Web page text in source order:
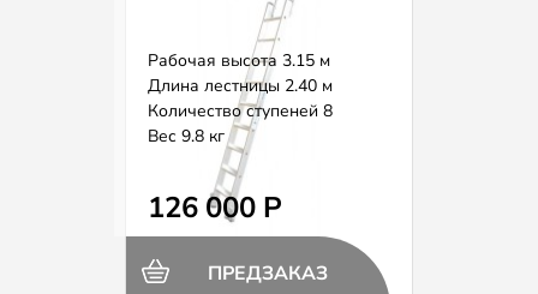
Рабочая высота 3.15 м
Длина лестницы 2.40 м
Количество ступеней 8
Вес 9.8 кг
126 000 Р
ПРЕДЗАКАЗ